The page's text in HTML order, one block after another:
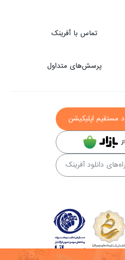
تماس با آفرینک
پرسش‌های متداول
مستقیم اپلیکیشن
دانلود آفرینک